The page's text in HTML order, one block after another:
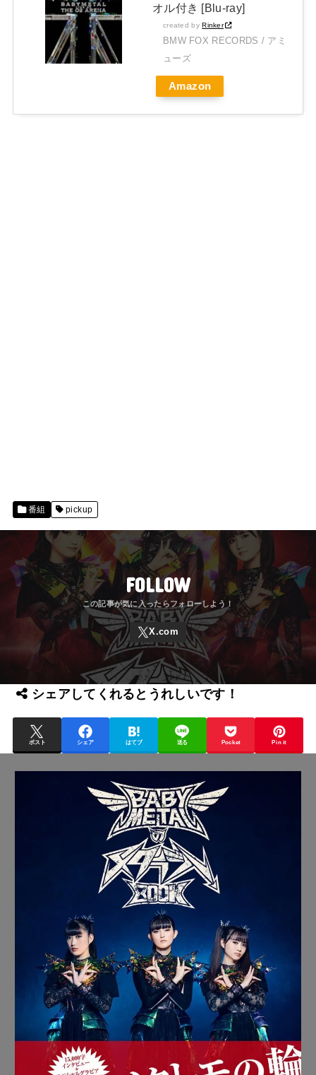
オル付き [Blu-ray]
created byRinker
BMW FOX RECORDS / アミ
ューズ
Amazon
番組 pickup
FOLLOW
シェアしてくれるとうれしいです！
ポスト シェア はてブ 送る Pocket Pin it